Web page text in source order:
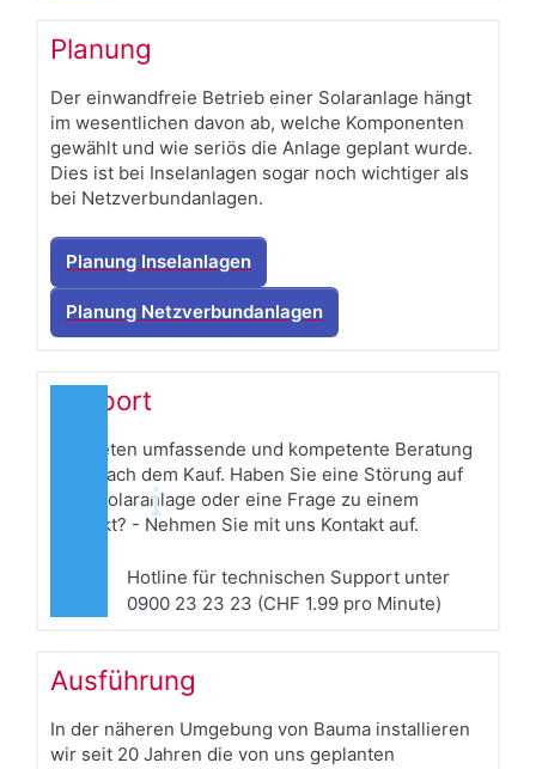
Planung
Der einwandfreie Betrieb einer Solaranlage hängt
im wesentlichen davon ab, welche Komponenten
gewählt und wie seriös die Anlage geplant wurde.
Dies ist bei Inselanlagen sogar noch wichtiger als
bei Netzverbundanlagen.
Planung Inselanlagen
Planung Netzverbundanlagen
Support
Wir bieten umfassende und kompetente Beratung
auch nach dem Kauf. Haben Sie eine Störung auf
Ihrer Solaranlage oder eine Frage zu einem
Produkt? - Nehmen Sie mit uns Kontakt auf.
Hotline für technischen Support unter
0900 23 23 23 (CHF 1.99 pro Minute)
Ausführung
In der näheren Umgebung von Bauma installieren
wir seit 20 Jahren die von uns geplanten